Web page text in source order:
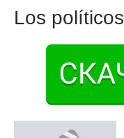
Los políticos